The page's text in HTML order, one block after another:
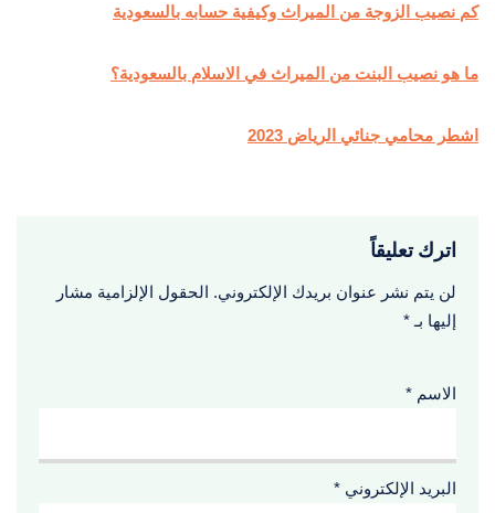
كم نصيب الزوجة من الميراث وكيفية حسابه بالسعودية
ما هو نصيب البنت من الميراث في الاسلام بالسعودية؟
اشطر محامي جنائي الرياض 2023
اترك تعليقاً
لن يتم نشر عنوان بريدك الإلكتروني. الحقول الإلزامية مشار
إليها بـ *
الاسم *
البريد الإلكتروني *